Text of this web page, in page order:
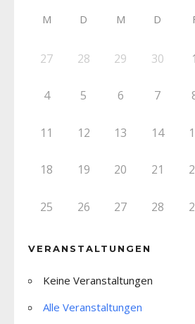
M D M D
27 28 29 30 1
4 5 6 7
11 12 13 14
18 19 20 21
25 26 27 28
VERANSTALTUNGEN
Keine Veranstaltungen
Alle Veranstaltungen